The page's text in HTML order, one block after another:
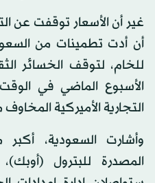
غير أن الأسعار توقفت عن
أن أدت تطمينات من
للخام، لتوقف الخسائر
الأسبوع الماضي في
التجارية الأميركية
وأشارت السعودية،
المصدرة للبترول